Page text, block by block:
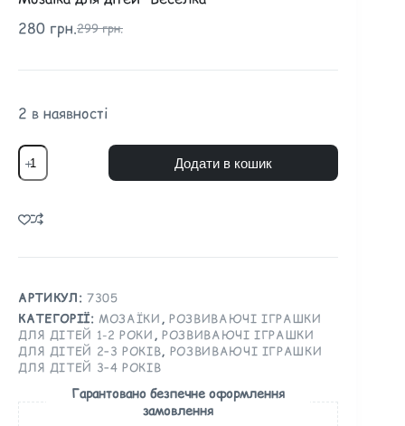
299грн.
280 грн.
2 в наявності
Додати в кошик
АРТИКУЛ: 7305
КАТЕГОРІЇ:МОЗАЇКИ ,РОЗВИВАЮЧІ ІГРАШКИ
ДЛЯ ДІТЕЙ 1-2 РОКИ ,РОЗВИВАЮЧІ ІГРАШКИ
ДЛЯ ДІТЕЙ 2–3 РОКІВ, РОЗВИВАЮЧІ ІГРАШКИ
ДЛЯ ДІТЕЙ 3–4 РОКІВ
Гарантовано безпечне оформлення
замовлення